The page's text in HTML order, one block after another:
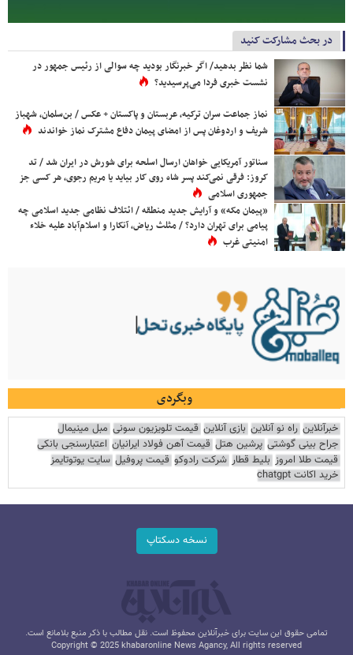
در بحث مشارکت کنید
شما نظر بدهید/ اگر خبرنگار بودید چه سوالی از رئیس جمهور در
نشست خبری فردا می‌پرسیدید؟
نماز جماعت سران ترکیه، عربستان و پاکستان + عکس / بن‌سلمان، شهباز
شریف و اردوغان پس از امضای پیمان دفاع مشترک نماز خواندند
سناتور آمریکایی خواهان ارسال اسلحه برای شورش در ایران شد / تد
کروز: فرقی نمی‌کند پسر شاه روی کار بیاید یا مریم رجوی، هر کسی جز
جمهوری اسلامی
«پیمان مکه» و آرایش جدید منطقه / ائتلاف نظامی جدید اسلامی چه
پیامی برای تهران دارد؟ / مثلث ریاض، آنکارا و اسلام‌آباد علیه خلاء
امنیتی غرب
وبگردی
خبرآنلاین راه نو آنلاین بازی آنلاین قیمت تلویزیون سونی مبل مینیمال
جراح بینی گوشتی پرشین هتل قیمت آهن فولاد ایرانیان اعتبارسنجی بانکی
قیمت طلا امروز بلیط قطار شرکت رادوکو قیمت پروفیل سایت یوتوتایمز
خرید اکانت chatgpt
نسخه دسکتاپ
تمامی حقوق این سایت برای خبرآنلاین محفوظ است. نقل مطالب با ذکر منبع بلامانع است.
Copyright © 2025 khabaronline News Agancy, All rights reserved